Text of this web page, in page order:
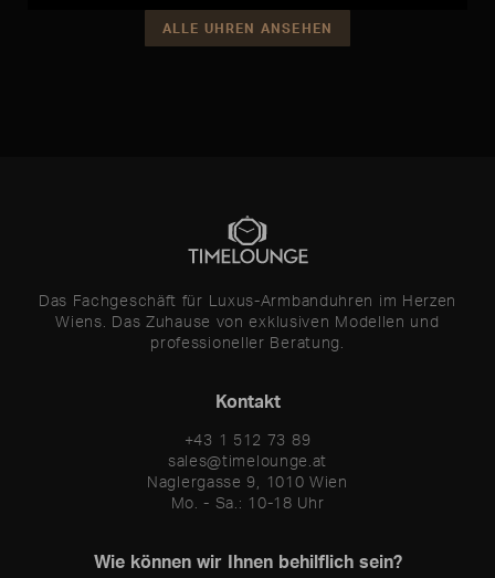
ALLE UHREN ANSEHEN
Das Fachgeschäft für Luxus-Armbanduhren im Herzen
Wiens. Das Zuhause von exklusiven Modellen und
professioneller Beratung.
Kontakt
+43 1 512 73 89
sales@timelounge.at
Naglergasse 9, 1010 Wien
Mo. - Sa.: 10-18 Uhr
Wie können wir Ihnen behilflich sein?